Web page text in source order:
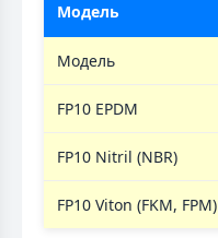
Модель
Модель
FP10 EPDM
FP10 Nitril (NBR)
FP10 Viton (FKM, FPM)